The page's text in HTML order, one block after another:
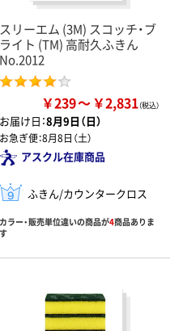
スリーエム (3M) スコッチ・ブ
ライト (TM) 高耐久ふきん
No.2012
￥239 ￥2,831
お届け日：8月9日（日）
お急ぎ便：8月8日（土）
アスクル在庫商品
ふきん/カウンタークロス
カラー・販売単位違いの商品が4商品ありま
す